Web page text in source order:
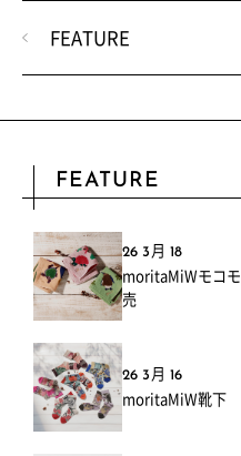
FEATURE
FEATURE
26 3月 18
moritaMiWモコ
売
26 3月 16
moritaMiW靴下